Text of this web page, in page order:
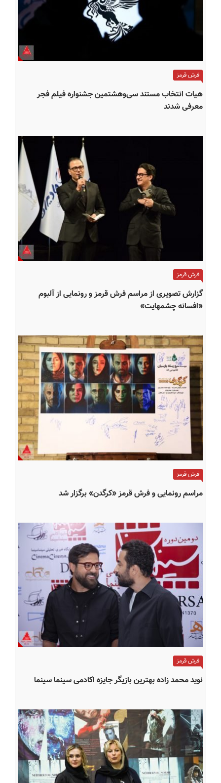
فرش قرمز
هیات انتخاب مستند سی‌وهشتمین جشنواره فیلم فجر
معرفی شدند
فرش قرمز
گزارش تصویری از مراسم فرش قرمز و رونمایی از آلبوم
«افسانه چشمهایت»
فرش قرمز
مراسم رونمایی و فرش قرمز «کرگدن» برگزار شد
فرش قرمز
نوید محمد زاده بهترین بازیگر جایزه اکادمی سینما سینما